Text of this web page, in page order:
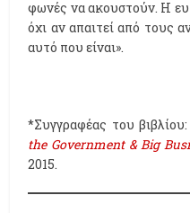
φωνές να ακουστούν. Η
όχι αν απαιτεί από τους
αυτό που είναι».
*Συγγραφέας του βιβλίου:
the Government & Big
2015.